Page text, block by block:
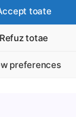
toate
Refuz totae
preferences
to improve your